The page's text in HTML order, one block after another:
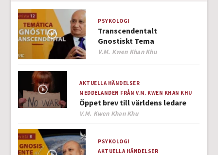
PSYKOLOGI
Transcendentalt
Gnostiskt Tema
Author
V.M. Kwen Khan Khu
AKTUELLA HÄNDELSER
MEDDELANDEN FRÅN V.M. KWEN KHAN KHU
Öppet brev till världens ledare
Author
V.M. Kwen Khan Khu
PSYKOLOGI
AKTUELLA HÄNDELSER